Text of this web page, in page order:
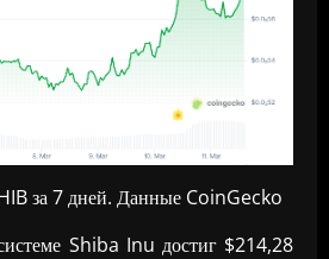
за 7 дней. Данные CoinGecko
Shiba Inu достиг $214,28